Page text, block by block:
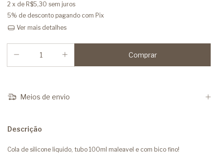
2 x de R$5,30 sem juros
5% de desconto pagando com Pix
Ver mais detalhes
Meios de envio
Descrição
Cola de silicone liquido, tubo 100ml maleavel e com bico fino!